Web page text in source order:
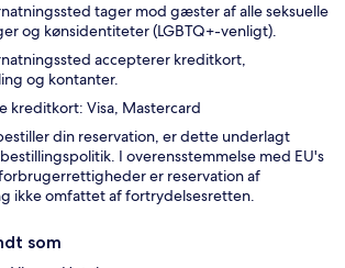
tager mod gæster af alle seksuelle
og kønsidentiteter (LGBTQ+-venligt).
accepterer kreditkort,
og kontanter.
kreditkort: Visa, Mastercard
din reservation, er dette underlagt
I overensstemmelse med EU's
er reservation af
ikke omfattet af fortrydelsesretten.
som